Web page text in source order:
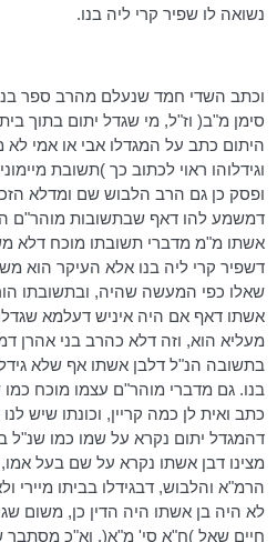
נשואה לו שפיר קרי ליה בנו.
וכתב השדי חמד שנעלם מהרב ספר
סימן מ"ב( וז"ל, מי שגדל יתום בתוך
היתום כתב על המגדלו אבי או אמי לא
וגידלוהו ראוי לכתוב כך )תשובת מיימוני
ופסק כן גם הרב הלבוש שם ומדלא
דמשמע להו דאף שבתשובות מוהר"ם
אשתו מ"מ מדברי תשובתו מוכח דלא
דשפיר קרי ליה בנו אלא העיקר הוא
שאלו כפי המעשה שהיה, ובתשובתו
אשתודאף אם היהאיניש דעלמא
מעליא הוא, וזה דלא כהרב בני אהרן
בתשובה הנ"לדלבן אשתו אף שלא
בנו. גם מדברי מוהר"ם עצמו מוכח
כתב ואית לן כמה קריין, וכונתו שיש
דהמגדל יתום נקרא על שמו כמושנ"ל
מצינו דבן אשתו נקרא על שם בעל אמו,
הרמ"א והלבוש,דבגידלו בביתו מיירי
לא היה בן אשתו היה הדין כן, משום
חיים שאל )ח"א סי' מ"א(. וא"כ מסתבר